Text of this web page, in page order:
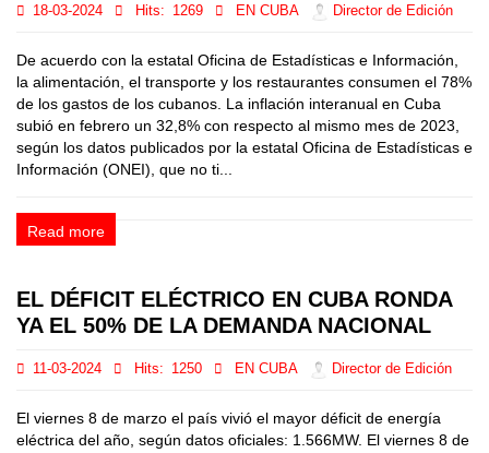
18-03-2024 Hits: 1269 EN CUBA Director de Edición
De acuerdo con la estatal Oficina de Estadísticas e Información,
la alimentación, el transporte y los restaurantes consumen el 78%
de los gastos de los cubanos. La inflación interanual en Cuba
subió en febrero un 32,8% con respecto al mismo mes de 2023,
según los datos publicados por la estatal Oficina de Estadísticas e
Información (ONEI), que no ti...
Read more
EL DÉFICIT ELÉCTRICO EN CUBA RONDA
YA EL 50% DE LA DEMANDA NACIONAL
11-03-2024 Hits: 1250 EN CUBA Director de Edición
El viernes 8 de marzo el país vivió el mayor déficit de energía
eléctrica del año, según datos oficiales: 1.566MW. El viernes 8 de